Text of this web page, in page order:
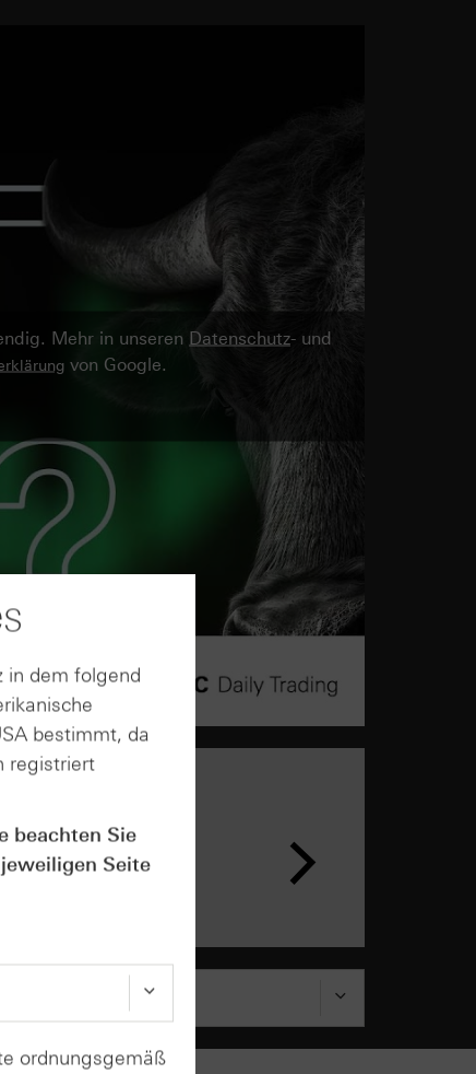
Mehr in unseren Datenschutz- und
von Google.
in dem folgend
bestimmt, da
registriert
beachten Sie
Seite
ordnungsgemäß